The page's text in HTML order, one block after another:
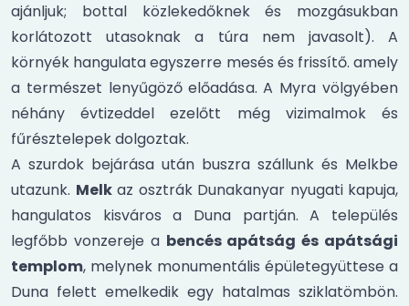
ajánljuk; bottal közlekedőknek és mozgásukban
korlátozott utasoknak a túra nem javasolt). A
környék hangulata egyszerre mesés és frissítő. amely
a természet lenyűgöző előadása. A Myra völgyében
néhány évtizeddel ezelőtt még vizimalmok és
fűrésztelepek dolgoztak.
A szurdok bejárása után buszra szállunk és Melkbe
utazunk. Melkaz osztrák Dunakanyar nyugati kapuja,
hangulatos kisváros a Duna partján. A település
legfőbb vonzereje a bencés apátság és apátsági
templom, melynek monumentális épületegyüttese a
Duna felett emelkedik egy hatalmas sziklatömbön.